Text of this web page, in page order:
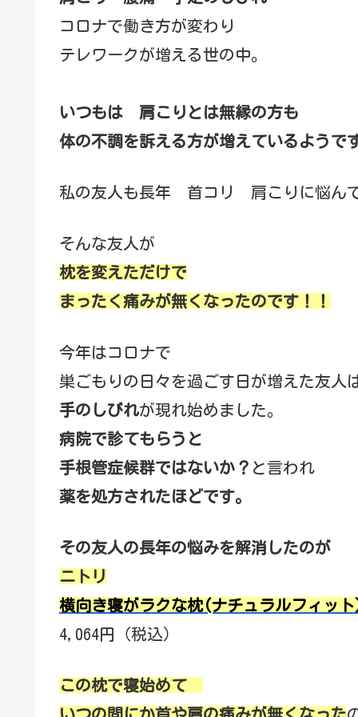
コロナで働き方が変わり
テレワークが増える世の中。
いつもは 肩こりとは無縁の方も
体の不調を訴える方が増えているようです
私の友人も長年 首コリ 肩こりに悩んで
そんな友人が
枕を変えただけで
まったく痛みが無くなったのです！！
今年はコロナで
巣ごもりの日々を過ごす日が増えた友人
手のしびれが現れ始めました。
病院で診てもらうと
手根管症候群ではないか？ と言われ
薬を処方されたほどです。
その友人の長年の悩みを解消したのが
ニトリ
横向き寝がラクな枕(ナチュラルフィット
4,064円（税込）
この枕で寝始めて